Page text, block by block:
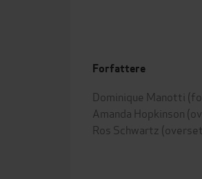
Forfattere
Dominique Manotti
Amanda Hopkinson
Ros Schwartz